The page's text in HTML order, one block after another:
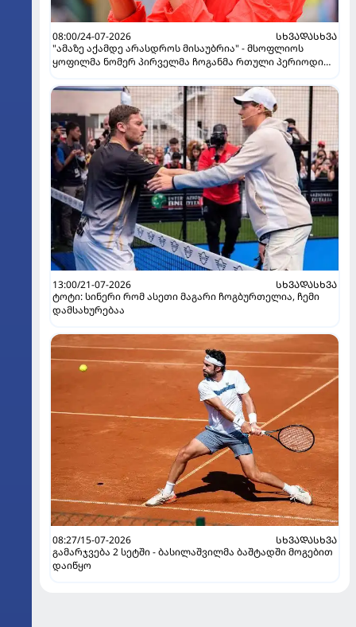
08:00/24-07-2026
ᲡᲮᲕᲐᲓᲐᲡᲮᲕᲐ
"ამაზე აქამდე არასდროს მისაუბრია" - მსოფლიოს
ყოფილმა ნომერ პირველმა ჩოგანმა რთული პერიოდი
13:00/21-07-2026
ᲡᲮᲕᲐᲓᲐᲡᲮᲕᲐ
ტოტი: სინერი რომ ასეთი მაგარი ჩოგბურთელია, ჩემი
დამსახურებაა
08:27/15-07-2026
ᲡᲮᲕᲐᲓᲐᲡᲮᲕᲐ
გამარჯვება 2 სეტში - ბასილაშვილმა ბაშტადში მოგებით
დაიწყო